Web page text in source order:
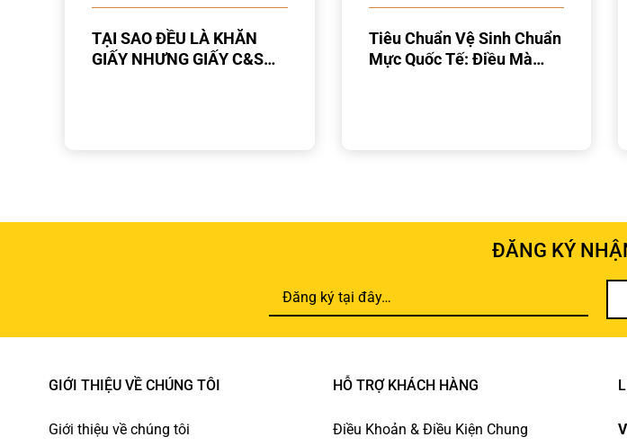
TẠI SAO ĐỀU LÀ KHĂN
GIẤY NHƯNG GIẤY C&S
Tiêu Chuẩn Vệ Sinh Chuẩn
Mực Quốc Tế: Điều Mà
ĐĂNG KÝ
GIỚI THIỆU VỀ CHÚNG TÔI
Giới thiệu về chúng tôi
HỖ TRỢ KHÁCH HÀNG
Điều Khoản & Điều Kiện Chung